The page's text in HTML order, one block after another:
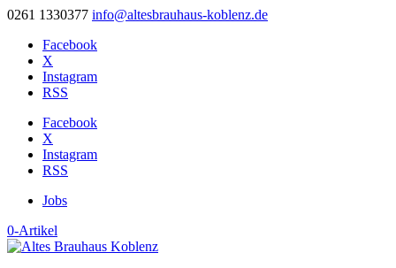
0261 1330377 info@altesbrauhaus-koblenz.de
Facebook
X
Instagram
RSS
Facebook
X
Instagram
RSS
Jobs
0-Artikel